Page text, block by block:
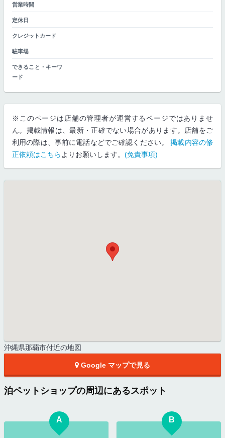
営業時間
定休日
クレジットカード
駐車場
できること・キーワ
ード
※このページは店舗の管理者が運営するページではありませ
ん。掲載情報は、最新・正確でない場合があります。店舗をご
利用の際は、事前に電話などでご確認ください。掲載内容の修
正依頼はこちら よりお願いします。 (免責事項)
沖縄県那覇市付近の地図
Google マップで見る
泊ペットショップの周辺にあるスポット
A B